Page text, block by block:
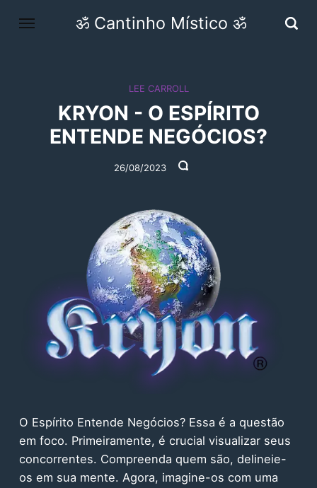
ॐ Cantinho Místico ॐ
LEE CARROLL
KRYON - O ESPÍRITO
ENTENDE NEGÓCIOS?
26/08/2023
O Espírito Entende Negócios? Essa é a questão
em foco. Primeiramente, é crucial visualizar seus
concorrentes. Compreenda quem são, delineie-
os em sua mente. Agora, imagine-os com uma